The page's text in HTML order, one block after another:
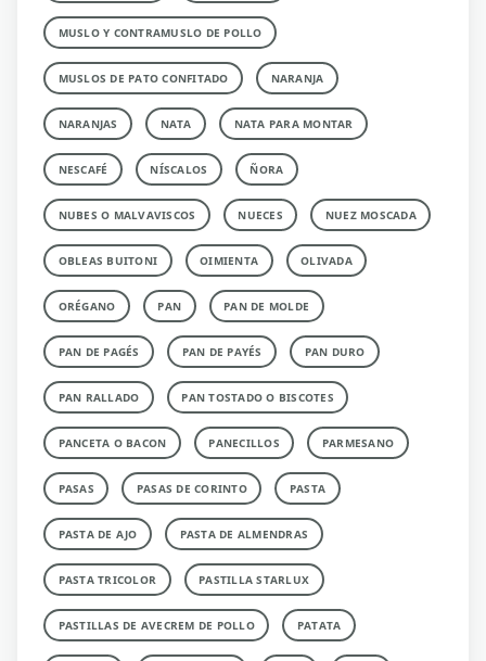
MUSLO Y CONTRAMUSLO DE POLLO
MUSLOS DE PATO CONFITADO NARANJA
NARANJAS NATA NATA PARA MONTAR
NESCAFÉ NÍSCALOS ÑORA
NUBES O MALVAVISCOS NUECES NUEZ MOSCADA
OBLEAS BUITONI OIMIENTA OLIVADA
ORÉGANO PAN PAN DE MOLDE
PAN DE PAGÉS PAN DE PAYÉS PAN DURO
PAN RALLADO PAN TOSTADO O BISCOTES
PANCETA O BACON PANECILLOS PARMESANO
PASAS PASAS DE CORINTO PASTA
PASTA DE AJO PASTA DE ALMENDRAS
PASTA TRICOLOR PASTILLA STARLUX
PASTILLAS DE AVECREM DE POLLO PATATA